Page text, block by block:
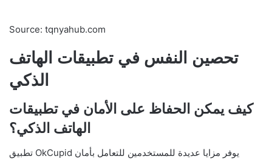
Source: tqnyahub.com
تحصين النفس في تطبيقات الهاتف
الذكي
كيف يمكن الحفاظ على الأمان في تطبيقات
الهاتف الذكي؟
تطبيق OkCupid يوفر مزايا عديدة للمستخدمين للتعامل بأمان